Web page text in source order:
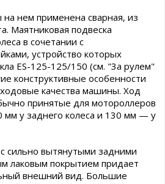
нем применена сварная, из
Маятниковая подвеска
в сочетании с
устройство которых
ES-125-125/150 (см. "3а рулем"
конструктивные особенности
качества машины. Ход
принятые для мотороллеров
мм у заднего колеса и 130 мм — у
сильно вытянутыми задними
лаковым покрытием придает
внешний вид. Большие